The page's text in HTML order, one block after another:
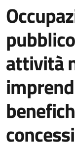
attività